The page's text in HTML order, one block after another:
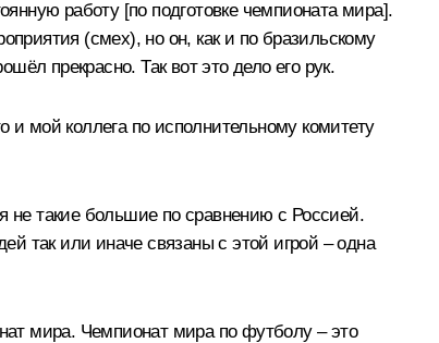
работу [по подготовке чемпионата мира].
(смех), но он, как и по бразильскому
прекрасно. Так вот это дело его рук.
и мой коллега по исполнительному комитету
не такие большие по сравнению с Россией.
так или иначе связаны с этой игрой – одна
мира. Чемпионат мира по футболу – это